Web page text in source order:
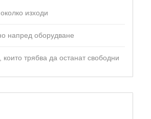
изходи
напред оборудване
трябва да останат свободни